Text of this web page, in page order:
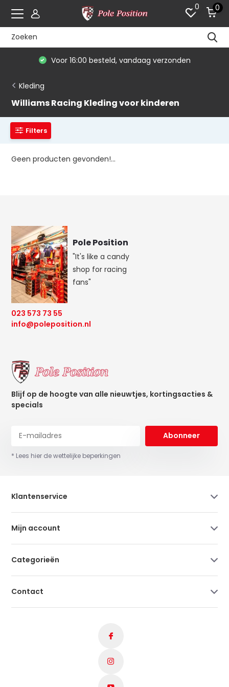
0 0
Voor 16:00 besteld, vandaag verzonden
Kleding
Williams Racing Kleding voor kinderen
Filters
Geen producten gevonden!...
Pole Position
"It's like a candy
shop for racing
fans"
023 573 73 55
info@poleposition.nl
Blijf op de hoogte van alle nieuwtjes, kortingsacties &
specials
Abonneer
* Lees hier de wettelijke beperkingen
Klantenservice
Mijn account
Categorieën
Contact